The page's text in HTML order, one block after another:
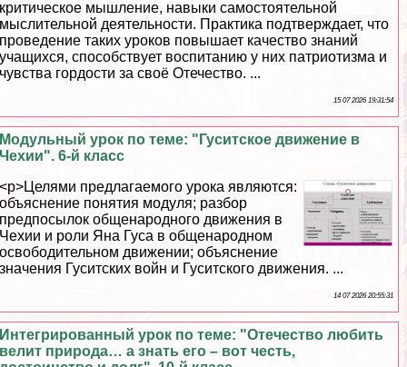
критическое мышление, навыки самостоятельной
мыслительной деятельности. Пpaктика подтверждает, что
проведение таких уроков повышает качество знаний
учащихся, способствует воспитанию у них патриотизма и
чувства гордости за своё Отечество. ...
15 07 2026 19:31:54
Модульный урок по теме: "Гуситское движение в
Чехии". 6-й класс
<p>Целями предлагаемого урока являются:
объяснение понятия модуля; разбор
предпосылок общенародного движения в
Чехии и роли Яна Гуса в общенародном
освободительном движении; объяснение
значения Гуситских войн и Гуситского движения. ...
14 07 2026 20:55:31
Интегрированный урок по теме: "Отечество любить
велит природа… а знать его – вот честь,